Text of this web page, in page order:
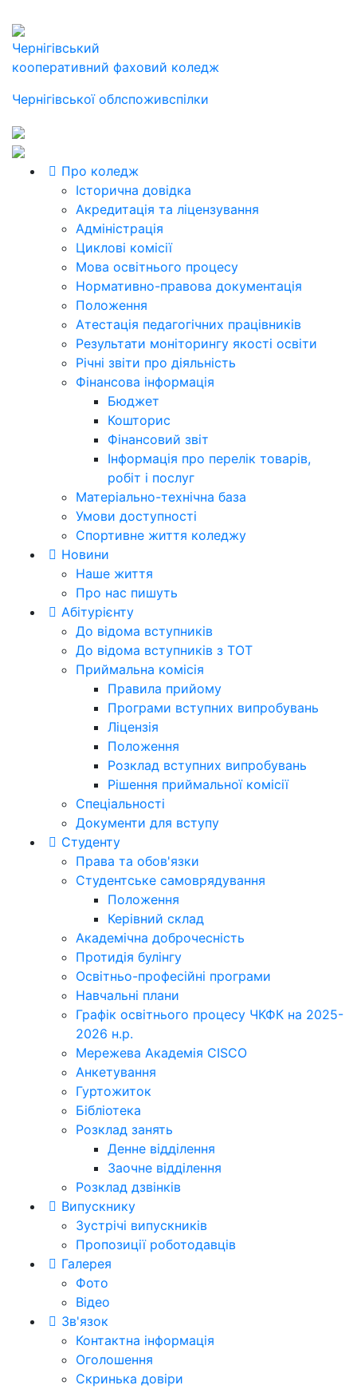
Чернігівський
кооперативний фаховий коледж
Чернігівської облспоживспілки
Про коледж
Історична довідка
Акредитація та ліцензування
Адміністрація
Циклові комісії
Мова освітнього процесу
Нормативно-правова документація
Положення
Атестація педагогічних працівників
Результати моніторингу якості освіти
Річні звіти про діяльність
Фінансова інформація
Бюджет
Кошторис
Фінансовий звіт
Інформація про перелік товарів,
робіт і послуг
Матеріально-технічна база
Умови доступності
Спортивне життя коледжу
Новини
Наше життя
Про нас пишуть
Абітурієнту
До відома вступників
До відома вступників з ТОТ
Приймальна комісія
Правила прийому
Програми вступних випробувань
Ліцензія
Положення
Розклад вступних випробувань
Рішення приймальної комісії
Спеціальності
Документи для вступу
Студенту
Права та обов'язки
Студентське самоврядування
Положення
Керівний склад
Академічна доброчесність
Протидія булінгу
Освітньо-професійні програми
Навчальні плани
Графік освітнього процесу ЧКФК на 2025-
2026 н.р.
Мережева Академія CISCO
Анкетування
Гуртожиток
Бібліотека
Розклад занять
Денне відділення
Заочне відділення
Розклад дзвінків
Випускнику
Зустрічі випускників
Пропозиції роботодавців
Галерея
Фото
Відео
Зв'язок
Контактна інформація
Оголошення
Скринька довіри